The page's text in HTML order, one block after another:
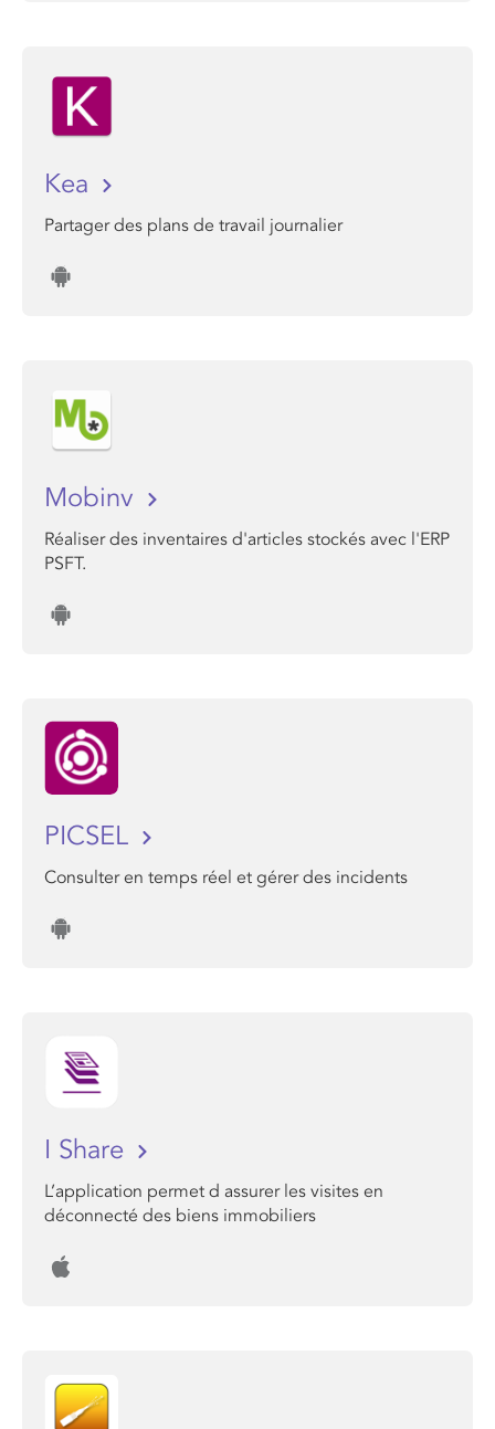
Kea
Partager des plans de travail journalier
Mobinv
Réaliser des inventaires d'articles stockés avec l'ERP
PSFT.
PICSEL
Consulter en temps réel et gérer des incidents
I Share
L’application permet d assurer les visites en
déconnecté des biens immobiliers